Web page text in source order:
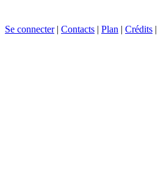
Se connecter| Contacts | Plan | Crédits |